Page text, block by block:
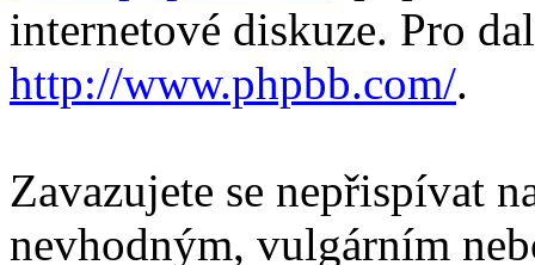
internetové diskuze. Pro
http://www.phpbb.com/.
Zavazujete se nepřispívat
nevhodným, vulgárním